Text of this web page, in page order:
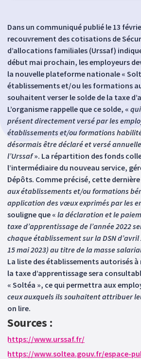
Dans un communiqué publié le 13
recouvrement des cotisations de
d’allocations familiales (Urssaf)
début mai prochain, les employeurs
la nouvelle plateforme nationale «
établissements et/ou les formations
souhaitent verser le solde de la taxe
L’organisme rappelle que ce solde, «
présent directement versé par les
établissements et/ou formations
désormais être déclaré et versé
l’Urssaf». La répartition des fonds
l’intermédiaire du nouveau service,
Dépôts. Comme précisé, cette dernière
aux établissements et/ou formations
application des vœux exprimés par les
souligne que « la déclaration et le
taxe d’apprentissage de l’année 2022
chaque établissement sur la DSN d’avril
15 mai 2023) au titre de la masse
La liste des établissements autorisés à
la taxe d’apprentissage sera
« Soltéa », ce qui permettra aux
ceux auxquels ils souhaitent attribuer
on lire.
Sources :
https://www.urssaf.fr/
https://www.soltea.gouv.fr/espace-